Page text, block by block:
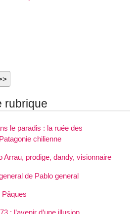
rubrique
le paradis : la ruée des
chilienne
Arrau, prodige, dandy, visionnaire
de Pablo general
Pâques
: l’avenir d’une illusion